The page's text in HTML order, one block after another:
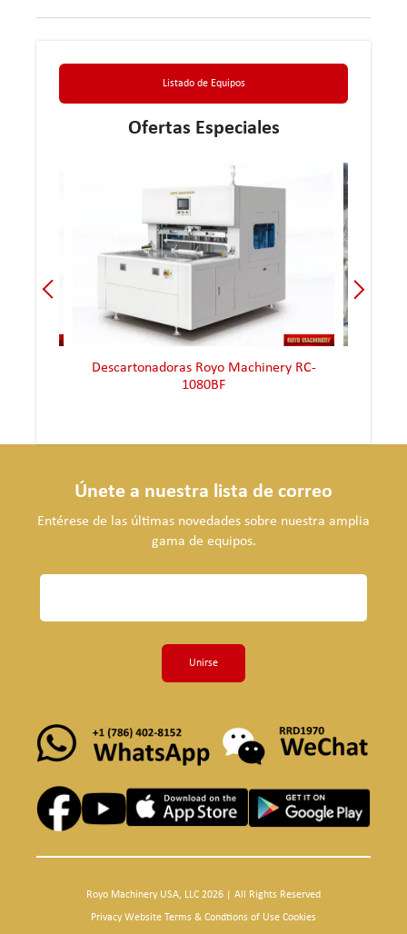
Listado de Equipos
Ofertas Especiales
Descartonadoras Royo Machinery RC-
1080BF
Únete a nuestra lista de correo
Entérese de las últimas novedades sobre nuestra amplia
gama de equipos.
Unirse
Royo Machinery USA, LLC 2026 | All Rights Reserved
Privacy Website Terms & Condtions of Use Cookies